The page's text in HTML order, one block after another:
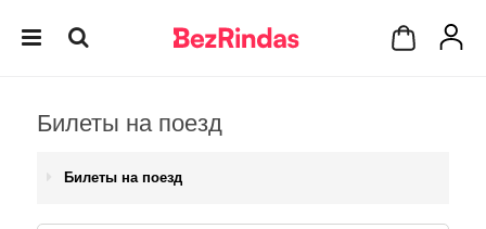
Билеты на поезд
Билеты на поезд